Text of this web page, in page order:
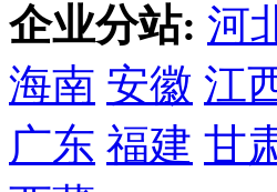
企业分站: 河
海南 安徽 江
广东 福建 甘